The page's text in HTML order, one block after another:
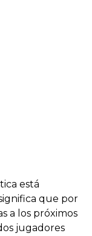
está
que por
a los próximos
jugadores